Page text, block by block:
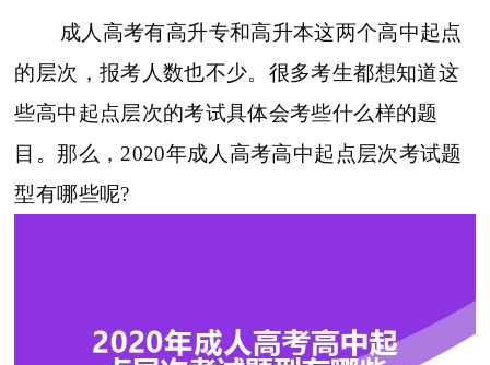
成人高考有高升专和高升本这两个高中起点
的层次，报考人数也不少。很多考生都想知道这
些高中起点层次的考试具体会考些什么样的题
目。那么，2020年成人高考高中起点层次考试题
型有哪些呢?